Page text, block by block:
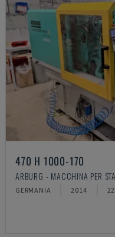
470 H 1000-170
ARBURG - MACCHINA PER
GERMANIA 2014